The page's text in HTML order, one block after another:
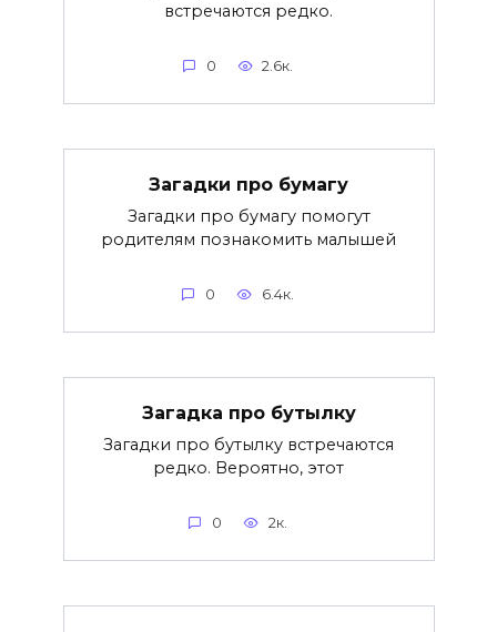
встречаются редко.
0 2.6к.
Загадки про бумагу
Загадки про бумагу помогут
родителям познакомить малышей
0 6.4к.
Загадка про бутылку
Загадки про бутылку встречаются
редко. Вероятно, этот
0 2к.